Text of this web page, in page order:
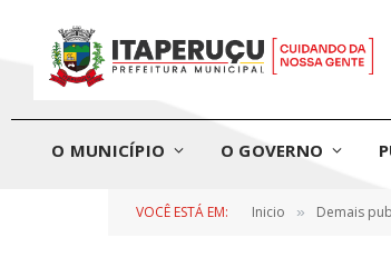
O MUNICÍPIO O GOVERNO
VOCÊ ESTÁ EM: Inicio » Demais